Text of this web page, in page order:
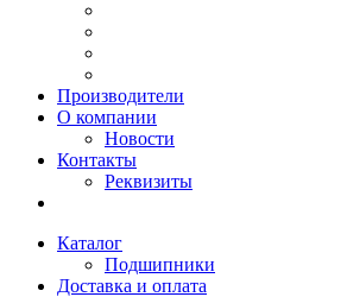
Производители
О компании
Новости
Контакты
Реквизиты
Каталог
Подшипники
Доставка и оплата